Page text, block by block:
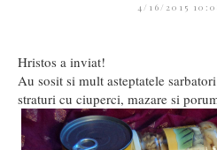
4/16/2015
Hristos a inviat!
Au sosit si mult asteptatele
straturi cu ciuperci, mazare si